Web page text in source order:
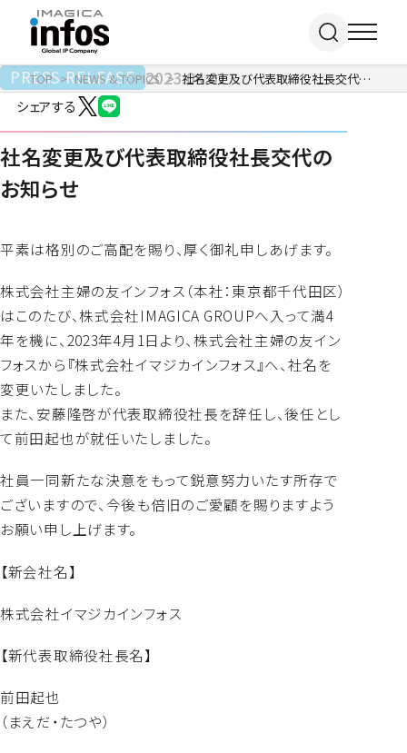
IP / MEDIA
事業紹介 TOP
ライトアニメ事業
イベント事業／
配信事業
アパレル事業
会社情報 TOP
企業理念
会社概要
アクセス
沿革
RECRUIT
採用情報 TOP
新卒採用
中途・
アルバイト採用
よくあるご質問
ONLINE SHOP
TOP NEWS & TOPICS 社名変更及び代表取締役社長交代のお知らせ
PRESS RELEASE 2023.04.01
シェアする
社名変更及び代表取締役社長交代の
お知らせ
平素は格別のご高配を賜り、厚く御礼申しあげます。
株式会社主婦の友インフォス（本社：東京都千代田区）
はこのたび、株式会社IMAGICA GROUPへ入って満4
年を機に、2023年4月1日より、株式会社主婦の友イン
フォスから『株式会社イマジカインフォス』へ、社名を
変更いたしました。
また、安藤隆啓が代表取締役社長を辞任し、後任とし
て前田起也が就任いたしました。
社員一同新たな決意をもって鋭意努力いたす所存で
ございますので、今後も倍旧のご愛顧を賜りますよう
お願い申し上げます。
【新会社名】
株式会社イマジカインフォス
【新代表取締役社長名】
前田起也
（まえだ・たつや）